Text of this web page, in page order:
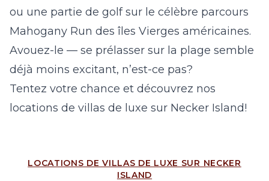
ou une partie de golf sur le célèbre parcours
Mahogany Run des îles Vierges américaines.
Avouez-le — se prélasser sur la plage semble
déjà moins excitant, n’est-ce pas?
Tentez votre chance et découvrez nos
locations de villas de luxe sur Necker Island!
LOCATIONS DE VILLAS DE LUXE SUR NECKER
ISLAND